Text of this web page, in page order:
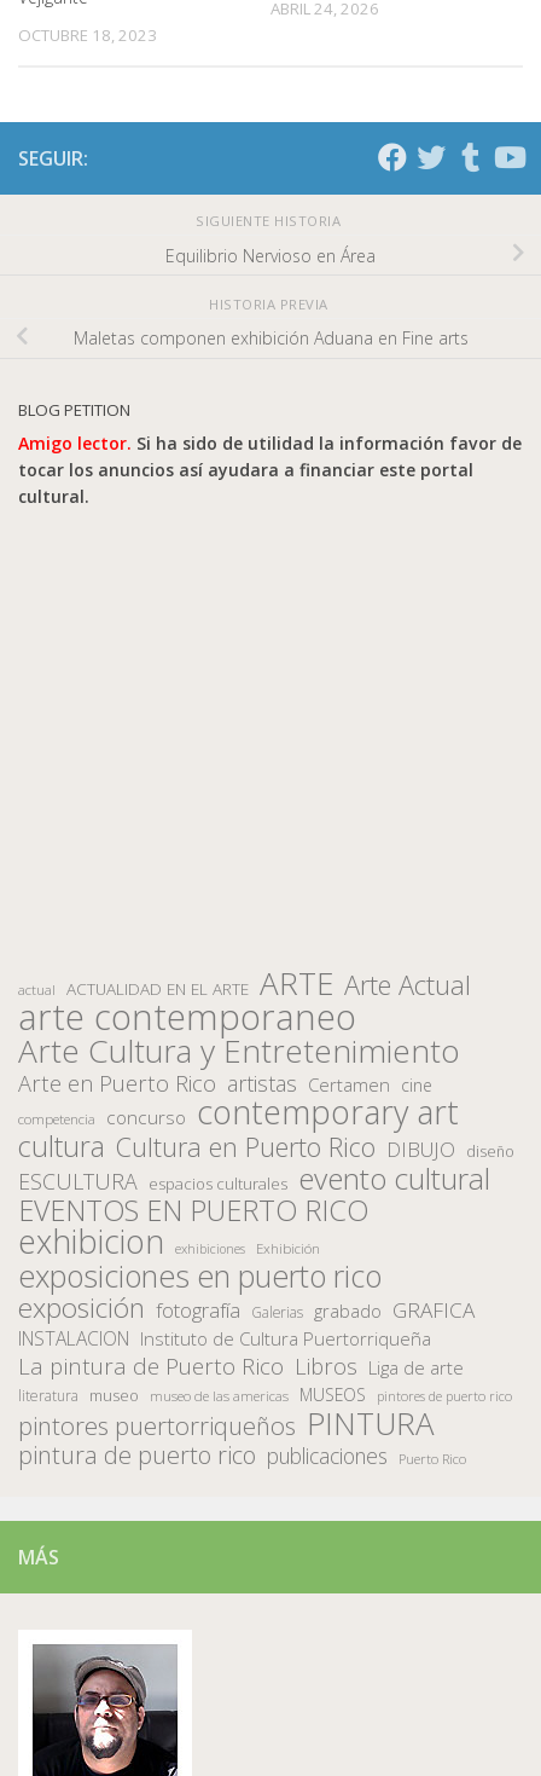
OCTUBRE 18, 2023
ABRIL 24, 2026
SEGUIR:
SIGUIENTE HISTORIA
Equilibrio Nervioso en Área
HISTORIA PREVIA
Maletas componen exhibición Aduana en Fine arts
BLOG PETITION
Amigo lector. Si ha sido de utilidad la información favor de
tocar los anuncios así ayudara a financiar este portal
cultural.
actual ACTUALIDAD EN EL ARTE ARTE Arte Actual
arte contemporaneo
Arte Cultura y Entretenimiento
Arte en Puerto Rico artistas Certamen cine
competencia concurso contemporary art
cultura Cultura en Puerto Rico DIBUJO diseño
ESCULTURA espacios culturales evento cultural
EVENTOS EN PUERTO RICO
exhibicion exhibiciones Exhibición
exposiciones en puerto rico
exposición fotografía Galerias grabado GRAFICA
INSTALACION Instituto de Cultura Puertorriqueña
La pintura de Puerto Rico Libros Liga de arte
literatura museo museo de las americas MUSEOS pintores de puerto rico
pintores puertorriqueños PINTURA
pintura de puerto rico publicaciones Puerto Rico
MÁS